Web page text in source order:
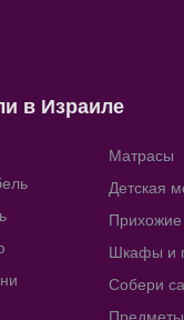
в Израиле
Матрасы
Детская
Прихожие
Шкафы и
Собери